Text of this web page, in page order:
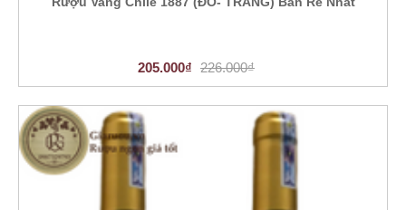
205.000₫ 226.000₫